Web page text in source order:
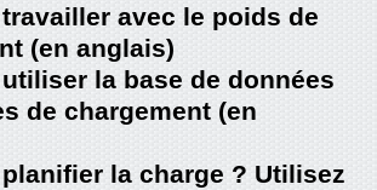
avec le poids de
(en anglais)
la base de données
de chargement (en
la charge ? Utilisez